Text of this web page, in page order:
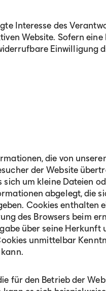
Interesse des
Website. Sofern eine
Einwilligung
die von
der Website
um kleine Dateien
abgelegt, die
Cookies enthalten
des Browsers beim
über seine Herkunft
unmittelbar
für den Betrieb der